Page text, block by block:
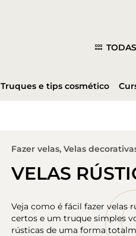
Truques e tips cosmético
Fazer velas, Velas
VELAS
Veja como é fácil fazer velas
certos e um truque simples
rústicas de uma forma